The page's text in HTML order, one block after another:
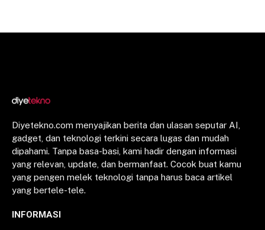
Diyetekno.com menyajikan berita dan ulasan seputar AI,
gadget, dan teknologi terkini secara lugas dan mudah
dipahami. Tanpa basa-basi, kami hadir dengan informasi
yang relevan, update, dan bermanfaat. Cocok buat kamu
yang pengen melek teknologi tanpa harus baca artikel
yang bertele-tele.
INFORMASI